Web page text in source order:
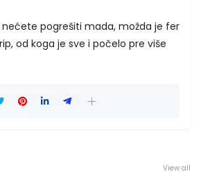
pogrešiti mada, možda je fer
od koga je sve i počelo pre više
View all